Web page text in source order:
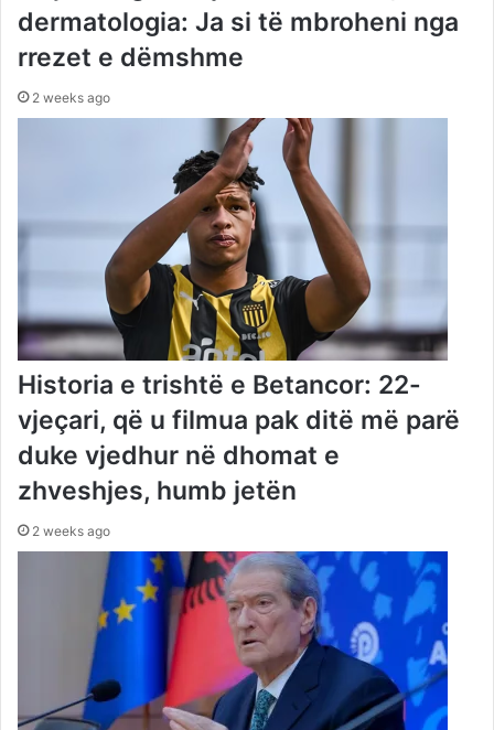
dermatologia: Ja si të mbroheni nga
rrezet e dëmshme
2 weeks ago
Historia e trishtë e Betancor: 22-
vjeçari, që u filmua pak ditë më parë
duke vjedhur në dhomat e
zhveshjes, humb jetën
2 weeks ago